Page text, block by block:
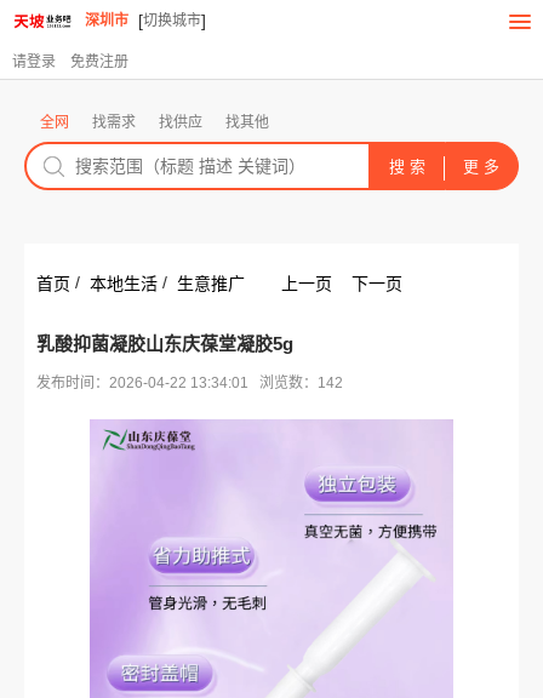
深圳市 [切换城市]
请登录 免费注册
全网 找需求 找供应 找其他
首页 / 本地生活 / 生意推广 上一页 下一页
乳酸抑菌凝胶山东庆葆堂凝胶5g
发布时间：2026-04-22 13:34:01 浏览数：142